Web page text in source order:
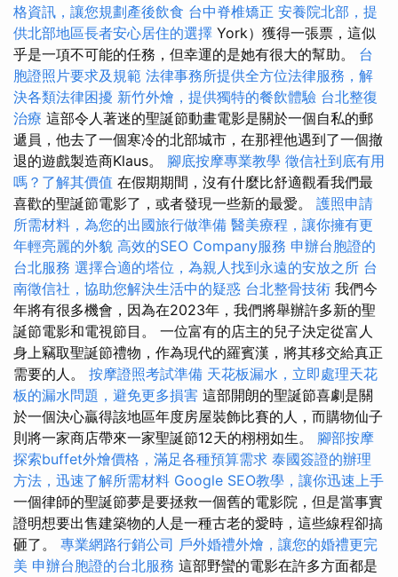
格資訊，讓您規劃產後飲食 台中脊椎矯正 安養院北部，提
供北部地區長者安心居住的選擇 York）獲得一張票，這似
乎是一項不可能的任務，但幸運的是她有很大的幫助。 台
胞證照片要求及規範 法律事務所提供全方位法律服務，解
決各類法律困擾 新竹外燴，提供獨特的餐飲體驗 台北整復
治療 這部令人著迷的聖誕節動畫電影是關於一個自私的郵
遞員，他去了一個寒冷的北部城市，在那裡他遇到了一個撤
退的遊戲製造商Klaus。 腳底按摩專業教學 徵信社到底有用
嗎？了解其價值 在假期期間，沒有什麼比舒適觀看我們最
喜歡的聖誕節電影了，或者發現一些新的最愛。 護照申請
所需材料，為您的出國旅行做準備 醫美療程，讓你擁有更
年輕亮麗的外貌 高效的SEO Company服務 申辦台胞證的
台北服務 選擇合適的塔位，為親人找到永遠的安放之所 台
南徵信社，協助您解決生活中的疑惑 台北整骨技術 我們今
年將有很多機會，因為在2023年，我們將舉辦許多新的聖
誕節電影和電視節目。 一位富有的店主的兒子決定從富人
身上竊取聖誕節禮物，作為現代的羅賓漢，將其移交給真正
需要的人。 按摩證照考試準備 天花板漏水，立即處理天花
板的漏水問題，避免更多損害 這部開朗的聖誕節喜劇是關
於一個決心贏得該地區年度房屋裝飾比賽的人，而購物仙子
則將一家商店帶來一家聖誕節12天的栩栩如生。 腳部按摩
探索buffet外燴價格，滿足各種預算需求 泰國簽證的辦理
方法，迅速了解所需材料 Google SEO教學，讓你迅速上手
一個律師的聖誕節夢是要拯救一個舊的電影院，但是當事實
證明想要出售建築物的人是一種古老的愛時，這些線程卻搞
砸了。 專業網路行銷公司 戶外婚禮外燴，讓您的婚禮更完
美 申辦台胞證的台北服務 這部野蠻的電影在許多方面都是